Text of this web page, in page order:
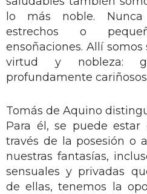
lo más noble. Nunca
estrechos o
ensoñaciones. Allí
virtud y nobleza:
profundamente
Tomás de Aquino
Para él, se puede
través de la posesión o
nuestras fantasías,
sensuales y privadas
de ellas, tenemos la